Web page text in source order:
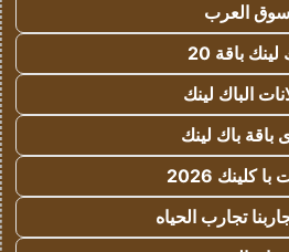
سوق العرب
لينك باقة 20
الباك لينك
باقة باك لينك
كلينك 2026
تجارب الحياه